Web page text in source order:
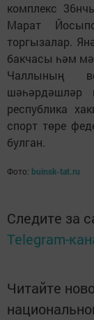
комплекс
Марат
торгызалар.
бакчасы һәм
Чаллының
шәһәрдәшләр
республика
спорт төре
булган.
Фото: buinsk-tat.ru
Следите за
Telegram-
Читайте